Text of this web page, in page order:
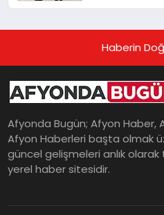
Haberin
Afyonda Bugün; Afyon Haber,
Afyon Haberleri başta olmak
güncel gelişmeleri anlık
yerel haber sitesidir.